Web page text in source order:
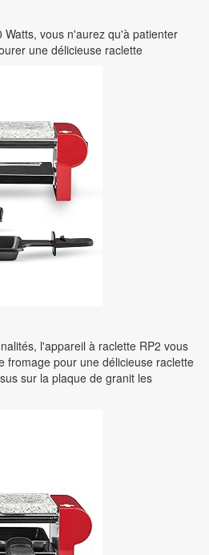
BUDGET
vous n'aurez qu'à patienter
une délicieuse raclette
l'appareil à raclette RP2 vous
fromage pour une délicieuse raclette
sur la plaque de granit les